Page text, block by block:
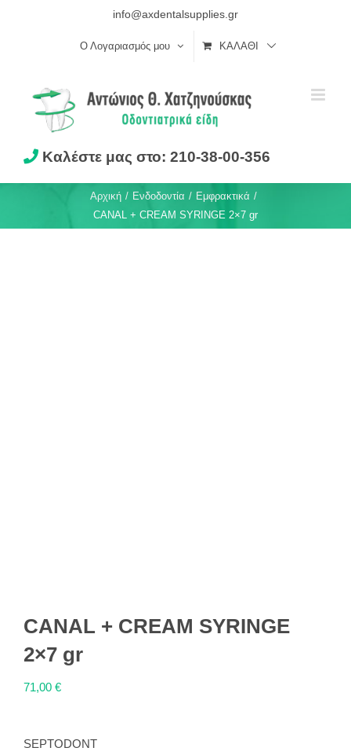
info@axdentalsupplies.gr
Ο Λογαριασμός μου ΚΑΛΆΘΙ
Καλέστε μας στο: 210-38-00-356
Αρχική Ενδοδοντία
Εμφρακτικά
CANAL + CREAM SYRINGE 2×7 gr
CANAL + CREAM SYRINGE
2×7 gr
71,00 €
SEPTODONT